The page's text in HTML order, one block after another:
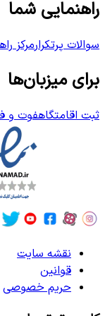
راهنمایی شما
سوالات پرتکرارمرکز
برای میزبان‌ها
ثبت اقامتگاهفوت و
نقشه سایت
قوانین
حریم خصوصی